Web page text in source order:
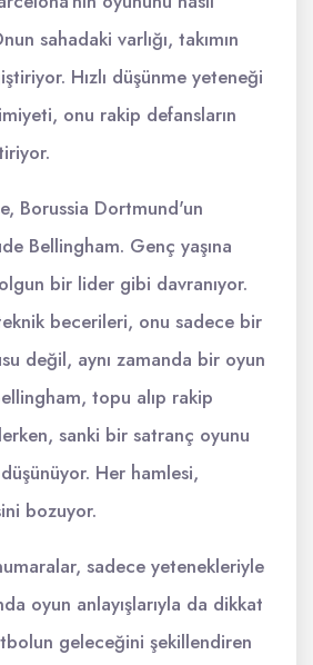
sahadaki varlığı, takımın
Hızlı düşünme yeteneği
onu rakip defansların
Borussia Dortmund'un
Bellingham. Genç yaşına
bir lider gibi davranıyor.
becerileri, onu sadece bir
değil, aynı zamanda bir oyun
topu alıp rakip
sanki bir satranç oyunu
Her hamlesi,
bozuyor.
sadece yetenekleriyle
oyun anlayışlarıyla da dikkat
geleceğini şekillendiren